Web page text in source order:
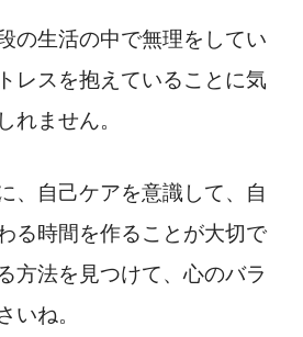
の生活の中で無理をしてい
レスを抱えていることに気
れません。
、自己ケアを意識して、自
る時間を作ることが大切で
方法を見つけて、心のバラ
いね。